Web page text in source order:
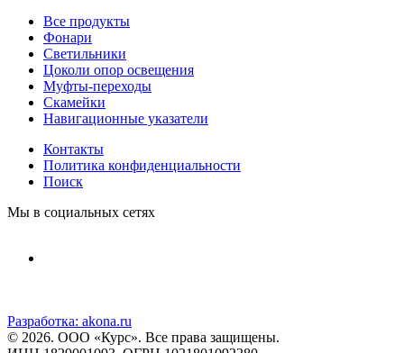
Все продукты
Фонари
Светильники
Цоколи опор освещения
Муфты-переходы
Скамейки
Навигационные указатели
Контакты
Политика конфиденциальности
Поиск
Мы в социальных сетях
Разработка: akona.ru
© 2026. ООО «Курс». Все права защищены.